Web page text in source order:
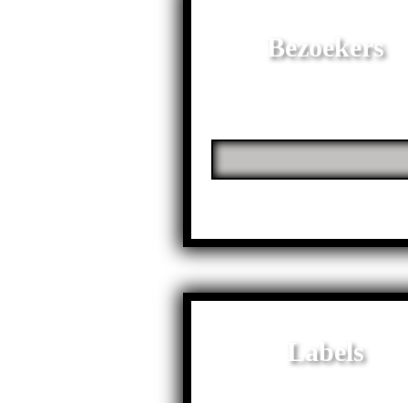
Bezoekers
Labels